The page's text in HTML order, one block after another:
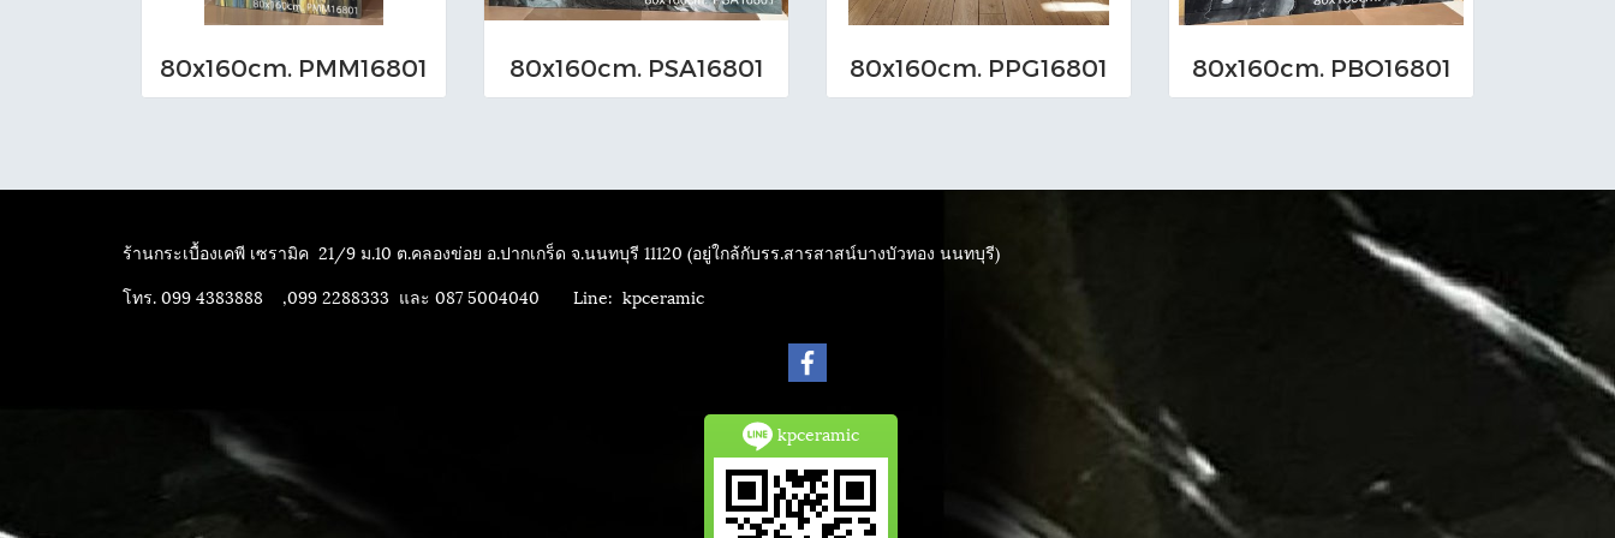
80x160cm. PMM16801 80x160cm. PSA16801 80x160cm. PPG16801 80x160cm. PBO16801
ร้านกระเบื้องเคพี เซรามิค 21/9 ม.10 ต.คลองข่อย อ.ปากเกร็ด จ.นนทบุรี 11120 (อยู่ใกล้กับรร.สารสาสน์บางบัวทอง นนทบุรี)
โทร. 099 4383888 ,099 2288333 และ 087 5004040 Line: kpceramic
kpceramic